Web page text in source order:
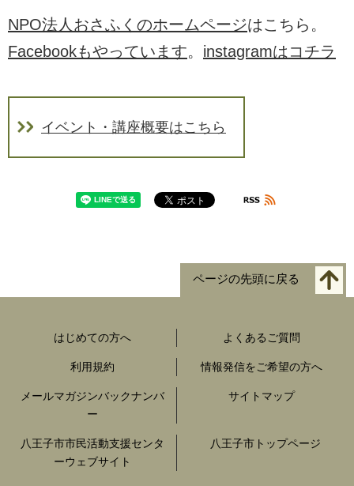
NPO法人おさふくのホームページはこちら。
Facebookもやっています。 instagramはコチラ
イベント・講座概要はこちら
ページの先頭に戻る
はじめての方へ よくあるご質問
利用規約 情報発信をご希望の方へ
メールマガジンバックナンバ
ー
サイトマップ
八王子市市民活動支援センタ
ーウェブサイト
八王子市トップページ